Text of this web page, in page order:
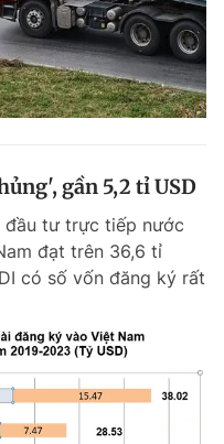
gần 5,2 tỉ USD
đầu tư trực tiếp nước
đạt trên 36,6 tỉ
có số vốn đăng ký rất